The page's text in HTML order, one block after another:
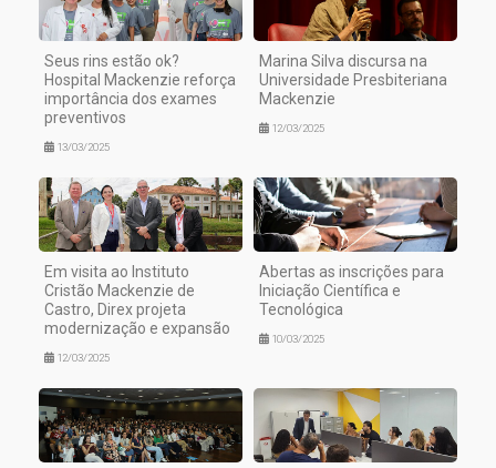
Seus rins estão ok?
Hospital Mackenzie reforça
importância dos exames
preventivos
13/03/2025
Marina Silva discursa na
Universidade Presbiteriana
Mackenzie
12/03/2025
Em visita ao Instituto
Cristão Mackenzie de
Castro, Direx projeta
modernização e expansão
12/03/2025
Abertas as inscrições para
Iniciação Científica e
Tecnológica
10/03/2025